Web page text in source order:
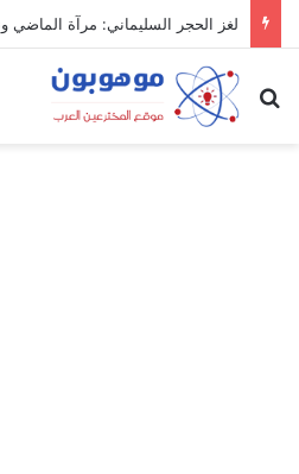
لغز الحجر السليماني: مرآة الماضي
بحث عن